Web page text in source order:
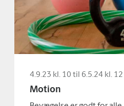
4.9.23 kl. 10 til 6.5.24 kl. 12
Motion